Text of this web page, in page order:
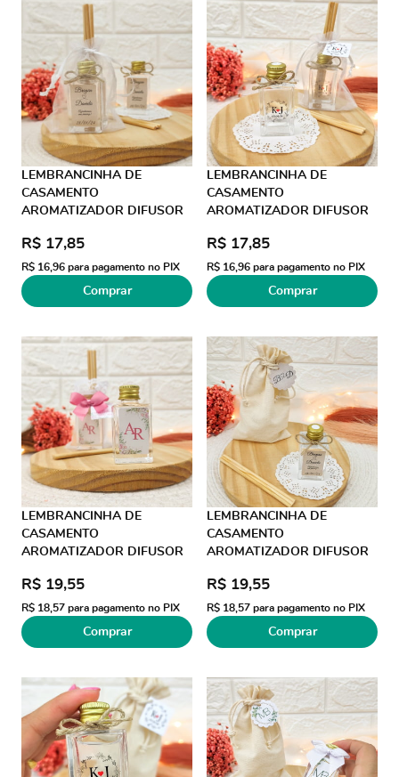
LEMBRANCINHA DE
CASAMENTO
AROMATIZADOR DIFUSOR
COLORID0
R$ 17,85
R$ 16,96 para pagamento no PIX
Comprar
LEMBRANCINHA DE
CASAMENTO
AROMATIZADOR DIFUSOR
TRANSPARENTE 1 TAG
R$ 17,85
R$ 16,96 para pagamento no PIX
Comprar
LEMBRANCINHA DE
CASAMENTO
AROMATIZADOR DIFUSOR
LAÇO GORGURÃO TAG
R$ 19,55
R$ 18,57 para pagamento no PIX
Comprar
LEMBRANCINHA DE
CASAMENTO
AROMATIZADOR DIFUSOR
R$ 19,55
R$ 18,57 para pagamento no PIX
Comprar